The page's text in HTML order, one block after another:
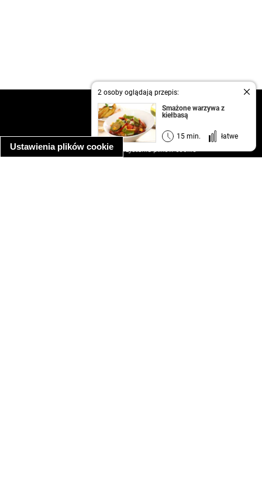
Ustawienia plików cookie
2 osoby oglądają przepis:
Smażone warzywa z
kiełbasą
15 min. łatwe
kontakt
regulamin
informacja o prywatności
informacja o wykorzystaniu plików cookie